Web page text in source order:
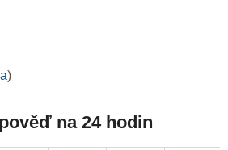
)
na 24 hodin